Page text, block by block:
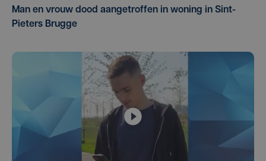
Man en vrouw dood aangetroffen in woning in Sint-
Pieters Brugge